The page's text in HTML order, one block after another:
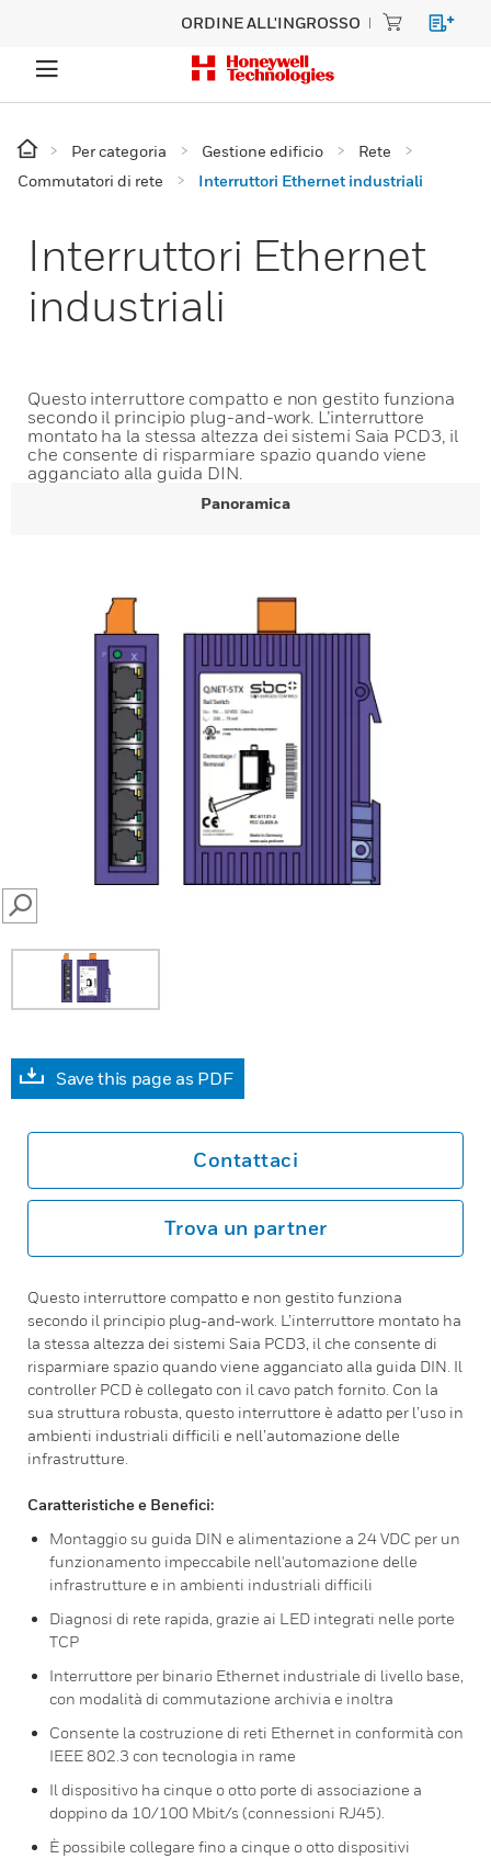
ORDINE ALL'INGROSSO
Per categoria Gestione edificio
Rete
Commutatori di rete
Interruttori Ethernet industriali
Interruttori Ethernet
industriali
Questo interruttore compatto e non gestito funziona
secondo il principio plug-and-work. L’interruttore
montato ha la stessa altezza dei sistemi Saia PCD3, il
che consente di risparmiare spazio quando viene
agganciato alla guida DIN.
Panoramica
SEARCH
Save this page as PDF
Contattaci
Trova un partner
Questo interruttore compatto e non gestito funziona
secondo il principio plug-and-work. L’interruttore montato ha
la stessa altezza dei sistemi Saia PCD3, il che consente di
risparmiare spazio quando viene agganciato alla guida DIN. Il
controller PCD è collegato con il cavo patch fornito. Con la
sua struttura robusta, questo interruttore è adatto per l’uso in
ambienti industriali difficili e nell’automazione delle
infrastrutture.
Caratteristiche e Benefici:
Montaggio su guida DIN e alimentazione a 24 VDC per un
funzionamento impeccabile nell'automazione delle
infrastrutture e in ambienti industriali difficili
Diagnosi di rete rapida, grazie ai LED integrati nelle porte
TCP
Interruttore per binario Ethernet industriale di livello base,
con modalità di commutazione archivia e inoltra
Consente la costruzione di reti Ethernet in conformità con
IEEE 802.3 con tecnologia in rame
Il dispositivo ha cinque o otto porte di associazione a
doppino da 10/100 Mbit/s (connessioni RJ45).
È possibile collegare fino a cinque o otto dispositivi